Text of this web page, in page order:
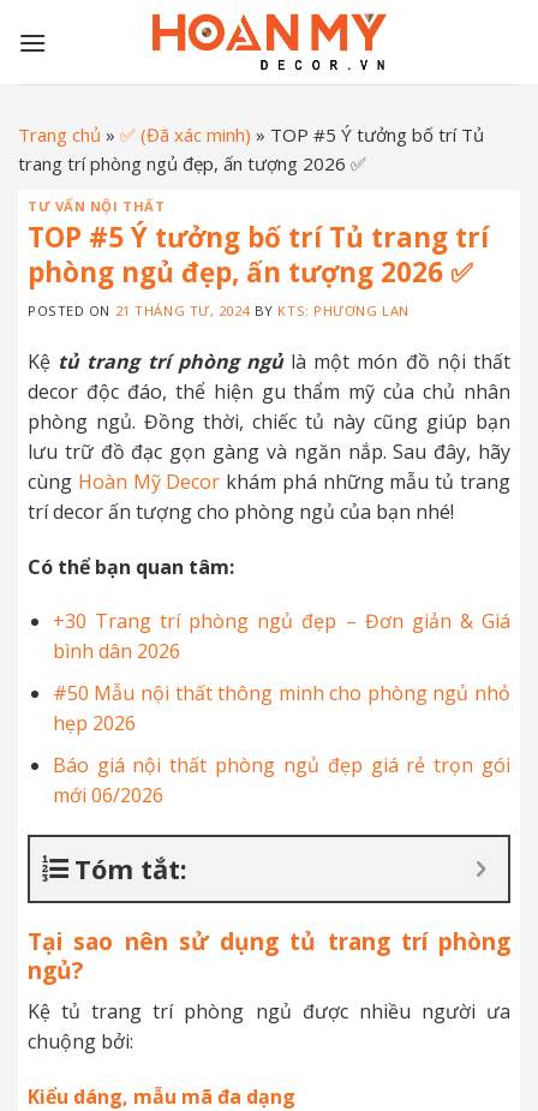
Trang chủ » ✅ (Đã xác minh) » TOP #5 Ý tưởng bố trí Tủ
trang trí phòng ngủ đẹp, ấn tượng 2026 ✅
TƯ VẤN NỘI THẤT
TOP #5 Ý tưởng bố trí Tủ trang trí
phòng ngủ đẹp, ấn tượng 2026 ✅
POSTED ON 21 THÁNG TƯ, 2024BY KTS: PHƯƠNG LAN
Kệ tủ trang trí phòng ngủlà một món đồ nội thất
decor độc đáo, thể hiện gu thẩm mỹ của chủ nhân
phòng ngủ. Đồng thời, chiếc tủ này cũng giúp bạn
lưu trữ đồ đạc gọn gàng và ngăn nắp. Sau đây, hãy
cùng Hoàn Mỹ Decor khám phá những mẫu tủ trang
trí decor ấn tượng cho phòng ngủ của bạn nhé!
Có thể bạn quan tâm:
+30 Trang trí phòng ngủ đẹp – Đơn giản & Giá
bình dân 2026
#50 Mẫu nội thất thông minh cho phòng ngủ nhỏ
hẹp 2026
Báo giá nội thất phòng ngủ đẹp giá rẻ trọn gói
mới 06/2026
Tóm tắt:
Tại sao nên sử dụng tủ trang trí phòng
ngủ?
Kệ tủ trang trí phòng ngủ được nhiều người ưa
chuộng bởi:
Kiểu dáng, mẫu mã đa dạng